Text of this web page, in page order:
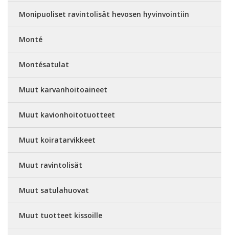
Monipuoliset ravintolisät hevosen hyvinvointiin
Monté
Montésatulat
Muut karvanhoitoaineet
Muut kavionhoitotuotteet
Muut koiratarvikkeet
Muut ravintolisät
Muut satulahuovat
Muut tuotteet kissoille